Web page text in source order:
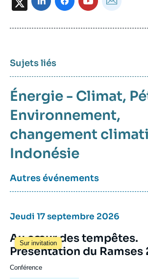
Sujets liés
Énergie - Climat
Environnement
changement
Indonésie
Autres événements
Jeudi 17 septembre 2026
Sur invitation
Au cœur des tempêtes.
Présentation du Ramses
Conférence